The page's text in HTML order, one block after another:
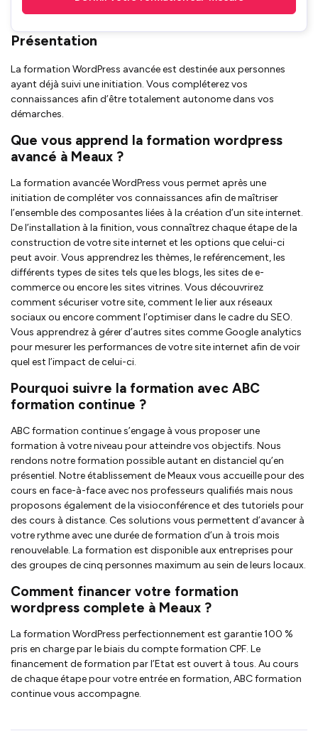
Présentation
La formation WordPress avancée est destinée aux personnes
ayant déjà suivi une initiation. Vous compléterez vos
connaissances afin d’être totalement autonome dans vos
démarches.
Que vous apprend la formation wordpress
avancé à Meaux ?
La formation avancée WordPress vous permet après une
initiation de compléter vos connaissances afin de maîtriser
l’ensemble des composantes liées à la création d’un site internet.
De l’installation à la finition, vous connaîtrez chaque étape de la
construction de votre site internet et les options que celui-ci
peut avoir. Vous apprendrez les thèmes, le reférencement, les
différents types de sites tels que les blogs, les sites de e-
commerce ou encore les sites vitrines. Vous découvrirez
comment sécuriser votre site, comment le lier aux réseaux
sociaux ou encore comment l’optimiser dans le cadre du SEO.
Vous apprendrez à gérer d’autres sites comme Google analytics
pour mesurer les performances de votre site internet afin de voir
quel est l’impact de celui-ci.
Pourquoi suivre la formation avec ABC
formation continue ?
ABC formation continue s’engage à vous proposer une
formation à votre niveau pour atteindre vos objectifs. Nous
rendons notre formation possible autant en distanciel qu’en
présentiel. Notre établissement de Meaux vous accueille pour des
cours en face-à-face avec nos professeurs qualifiés mais nous
proposons également de la visioconférence et des tutoriels pour
des cours à distance. Ces solutions vous permettent d’avancer à
votre rythme avec une durée de formation d’un à trois mois
renouvelable. La formation est disponible aux entreprises pour
des groupes de cinq personnes maximum au sein de leurs locaux.
Comment financer votre formation
wordpress complete à Meaux ?
La formation WordPress perfectionnement est garantie 100 %
pris en charge par le biais du compte formation CPF. Le
financement de formation par l’Etat est ouvert à tous. Au cours
de chaque étape pour votre entrée en formation, ABC formation
continue vous accompagne.